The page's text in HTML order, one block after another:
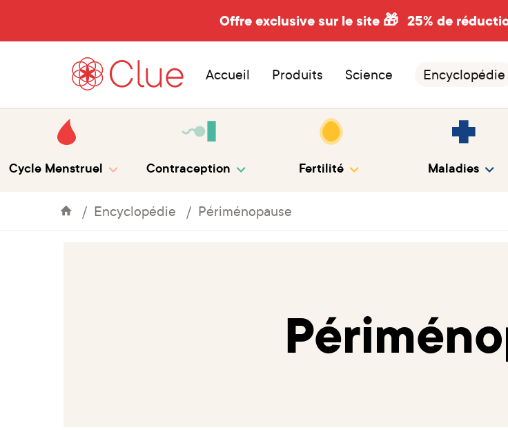
Offre exclusive sur le site 🎁 25% de
Accueil Produits Science Encyclopédie
Cycle Menstruel Contraception Fertilité Maladies
Encyclopédie Périménopause